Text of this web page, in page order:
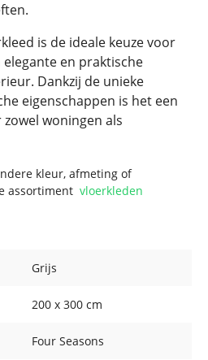
is de ideale keuze voor
elegante en praktische
Dankzij de unieke
eigenschappen is het een
woningen als
kleur, afmeting of
assortimentvloerkleden
Grijs
200 x 300 cm
Four Seasons